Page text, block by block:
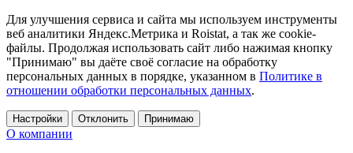
Для улучшения сервиса и сайта мы используем инструменты
веб аналитики Яндекс.Метрика и Roistat, а так же cookie-
файлы. Продолжая использовать сайт либо нажимая кнопку
"Принимаю" вы даёте своё согласие на обработку
персональных данных в порядке, указанном в Политике в
отношении обработки персональных данных.
Настройки Отклонить Принимаю
О компании